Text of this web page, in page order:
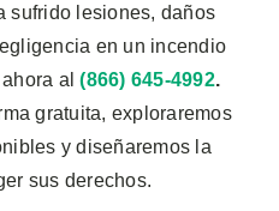
sufrido lesiones, daños
en un incendio
al(866) 645-4992.
gratuita, exploraremos
y diseñaremos la
sus derechos.